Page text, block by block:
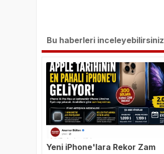
Bu haberleri inceleyebilirsiniz
Yeni iPhone'lara Rekor Zam